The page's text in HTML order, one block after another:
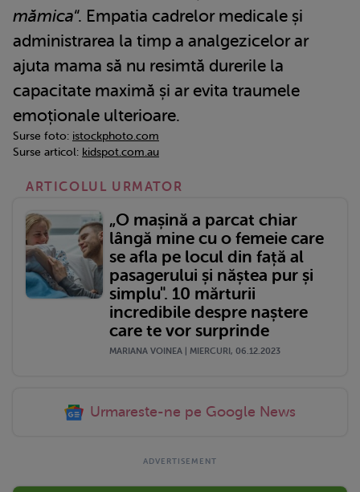
mămica“. Empatia cadrelor medicale și
administrarea la timp a analgezicelor ar
ajuta mama să nu resimtă durerile la
capacitate maximă și ar evita traumele
emoționale ulterioare.
Surse foto: istockphoto.com
Surse articol: kidspot.com.au
ARTICOLUL URMATOR
„O mașină a parcat chiar
lângă mine cu o femeie care
se afla pe locul din față al
pasagerului și năștea pur și
simplu". 10 mărturii
incredibile despre naștere
care te vor surprinde
MARIANA VOINEA | MIERCURI, 06.12.2023
Urmareste-ne pe Google News